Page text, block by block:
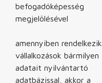
befogadóképesség
megjelölésével
amennyiben rendelkezik
vállalkozások bármilyen
adatait nyilvántartó
adatbázissal, akkor a